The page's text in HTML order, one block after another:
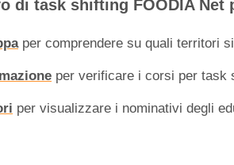
di task shifting FOODIA
per comprendere su quali territori
per verificare i corsi per task
per visualizzare i nominativi degli